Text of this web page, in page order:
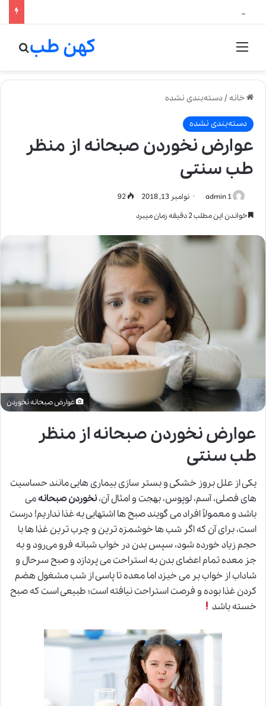
منو کهن طب
خانه/دسته‌بندی نشده
دسته‌بندی نشده
عوارض نخوردن صبحانه از منظر
طب سنتی
admin 1 نوامبر 13, 2018
خواندن این مطلب 2 دقیقه زمان میبرد
عوارض صبحانه نخوردن
عوارض نخوردن صبحانه از منظر
طب سنتی
یکی از علل بروز خشکی و بستر سازی بیماری هایی مانند حساسیت
های فصلی، آسم، لوپوس، بهجت و امثال آن،نخوردن صبحانهمی
باشد و معمولاً افراد می گویند صبح ها اشتهایی به غذا نداریم! درست
است، برای آن که اگر شب ها خوشمزه ترین و چرب ترین غذا ها با
حجم زیاد خورده شود، سپس بدن در خواب شبانه فرو می‌رود و به
جز معده تمام اعضای بدن به استراحت می پردازد و صبح سرحال و
شاداب از خواب بر می خیزد اما معده تا پاسی از شب مشغول هضم
کردن غذا بوده و فرصت استراحت نیافته است؛ طبیعی است که صبح
خسته باشد